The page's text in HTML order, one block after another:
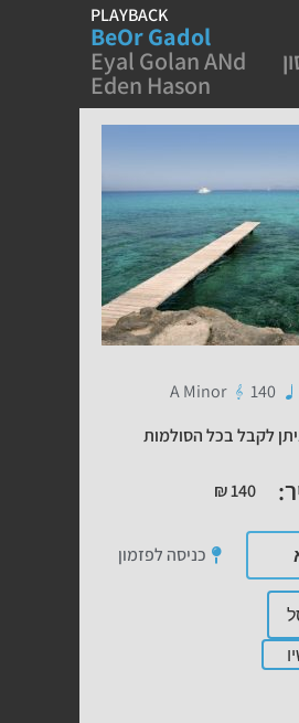
PLAYBACK
BeOr Gadol
Eyal Golan ANd
Eden Hason
140
A Minor
לקבל בכל הסולמות
₪140
כניסה לפזמון